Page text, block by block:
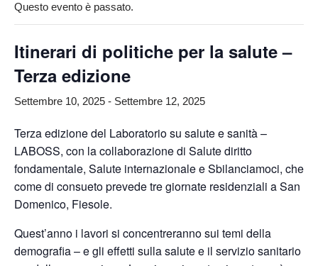
Questo evento è passato.
Itinerari di politiche per la salute –
Terza edizione
Settembre 10, 2025 - Settembre 12, 2025
Terza edizione del Laboratorio su salute e sanità –
LABOSS, con la collaborazione di Salute diritto
fondamentale, Salute internazionale e Sbilanciamoci, che
come di consueto prevede tre giornate residenziali a San
Domenico, Fiesole.
Quest’anno i lavori si concentreranno sui temi della
demografia – e gli effetti sulla salute e il servizio sanitario